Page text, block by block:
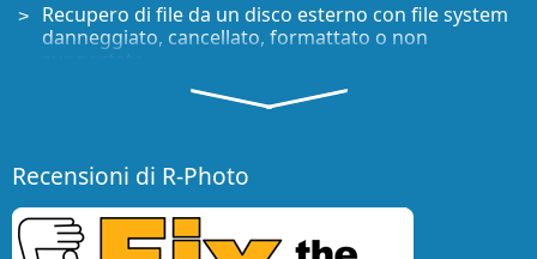
Recupero di file da un disco esterno con file system
danneggiato, cancellato, formattato o non
supportato
R-Undelete: recupero file da un computer non
Recupero file gratuito da una scheda di memoria di
un telefono Android
Recupera foto e video gratuitamente
Recensioni di R-Photo